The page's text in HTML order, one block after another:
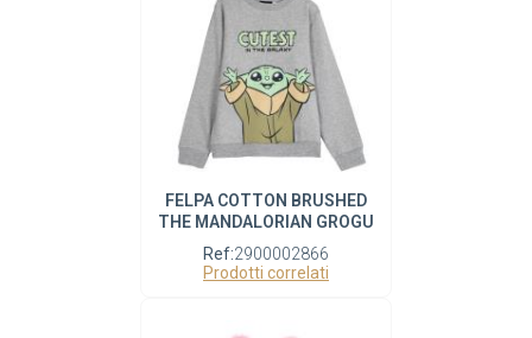
FELPA COTTON BRUSHED
THE MANDALORIAN GROGU
Ref:2900002866
Prodotti correlati